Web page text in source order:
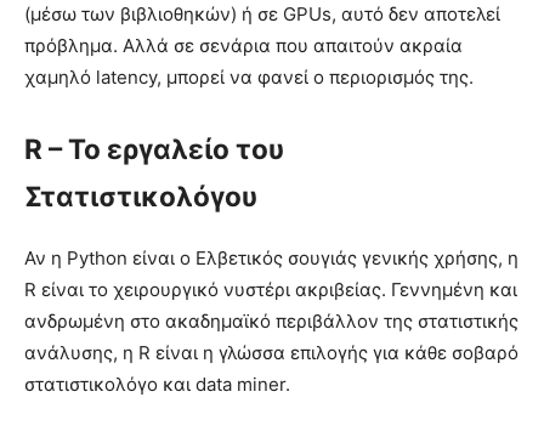
(μέσω των βιβλιοθηκών) ή σε GPUs, αυτό δεν αποτελεί
πρόβλημα. Αλλά σε σενάρια που απαιτούν ακραία
χαμηλό latency, μπορεί να φανεί ο περιορισμός της.
R – Το εργαλείο του
Στατιστικολόγου
Αν η Python είναι ο Ελβετικός σουγιάς γενικής χρήσης, η
R είναι το χειρουργικό νυστέρι ακριβείας. Γεννημένη και
ανδρωμένη στο ακαδημαϊκό περιβάλλον της στατιστικής
ανάλυσης, η R είναι η γλώσσα επιλογής για κάθε σοβαρό
στατιστικολόγο και data miner.